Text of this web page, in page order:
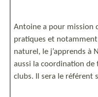
Antoine a pour mission
pratiques et
naturel, le j’apprends à
aussi la coordination de
clubs. Il sera le référent